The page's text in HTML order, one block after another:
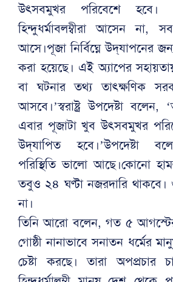
উৎসবমুখর পরিবেশে
হিন্দুধর্মাবলম্বীরা আসেন না,
আসে।পূজা নির্বিঘ্নে উদ্‌যাপনের
করা হয়েছে। এই অ্যাপের
বা ঘটনার তথ্য তাৎক্ষণিক
আসবে।’স্বরাষ্ট্র উপদেষ্টা
এবার পূজাটা খুব উৎসবমুখর
উদ্‌যাপিত হবে।’উপদেষ্টা
পরিস্থিতি ভালো আছে।কোনো
তবুও ২৪ ঘণ্টা নজরদারি
না।
তিনি আরো বলেন, গত ৫
গোষ্ঠী নানাভাবে সনাতন ধর্মের
চেষ্টা করছে। তারা অপপ্রচার